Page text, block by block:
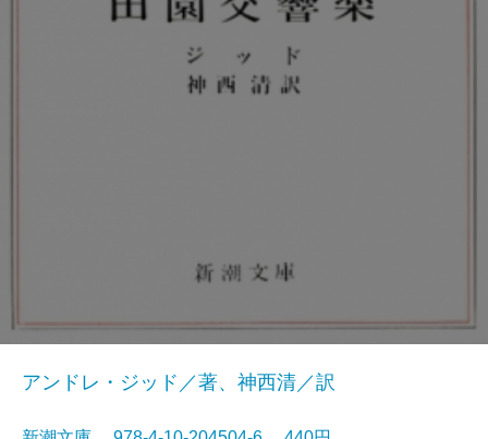
アンドレ・ジッド／著、神西清／訳